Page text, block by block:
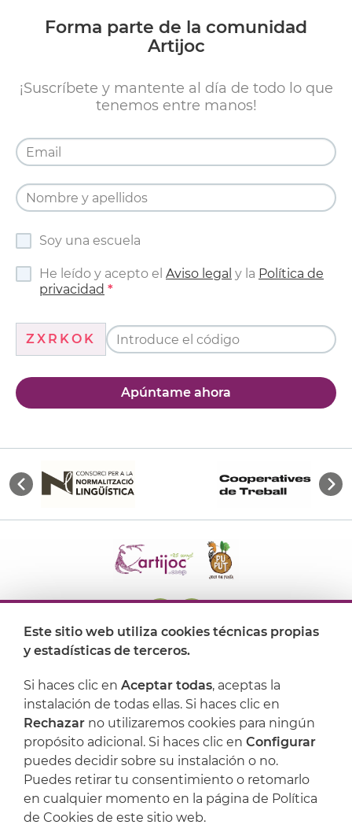
Forma parte de la comunidad
Artijoc
¡Suscríbete y mantente al día de todo lo que
tenemos entre manos!
Soy una escuela
He leído y acepto el Aviso legal y la Política de
privacidad
ZXRKOK
Apúntame ahora
Dónde encontrarnos
Artijoc
Soporte
Este sitio web utiliza cookies técnicas propias
y estadísticas de terceros.
Si haces clic en Aceptar todas, aceptas la
instalación de todas ellas. Si haces clic en
Rechazar no utilizaremos cookies para ningún
propósito adicional. Si haces clic en Configurar
puedes decidir sobre su instalación o no.
Puedes retirar tu consentimiento o retomarlo
en cualquier momento en la página de Política
de Cookies de este sitio web.